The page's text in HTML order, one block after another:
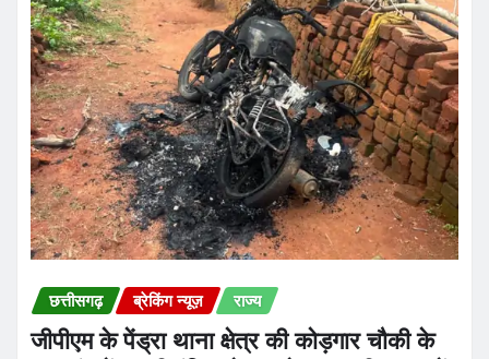
छत्तीसगढ़ ब्रेकिंग न्यूज़ राज्य
जीपीएम के पेंड्रा थाना क्षेत्र की कोड़गार चौकी के